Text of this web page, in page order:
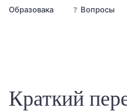
Образовака ❓ Вопросы
Краткий